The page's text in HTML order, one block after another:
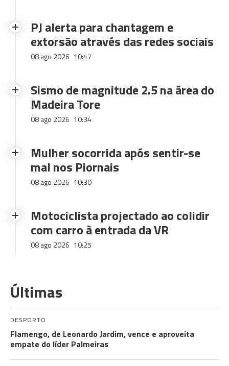
PJ alerta para chantagem e
extorsão através das redes sociais
08 ago 2026 10:47
Sismo de magnitude 2.5 na área do
Madeira Tore
08 ago 2026 10:34
Mulher socorrida após sentir-se
mal nos Piornais
08 ago 2026 10:30
Motociclista projectado ao colidir
com carro à entrada da VR
08 ago 2026 10:25
Últimas
DESPORTO
Flamengo, de Leonardo Jardim, vence e aproveita
empate do líder Palmeiras